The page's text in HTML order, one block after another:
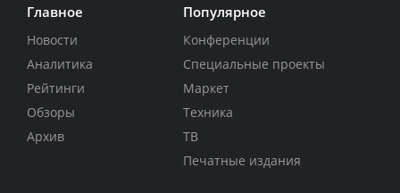
Главное
Новости
Аналитика
Рейтинги
Обзоры
Архив
Популярное
Конференции
Специальные проекты
Маркет
Техника
ТВ
Печатные издания